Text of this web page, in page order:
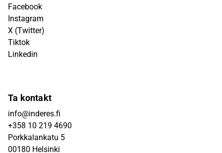
Facebook
Instagram
X (Twitter)
Tiktok
Linkedin
Ta kontakt
info@inderes.fi
+358 10 219 4690
Porkkalankatu 5
00180 Helsinki